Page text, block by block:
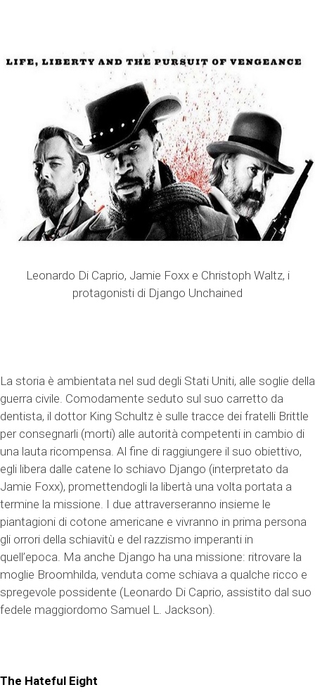
Leonardo Di Caprio, Jamie Foxx e Christoph Waltz, i
protagonisti di Django Unchained
La storia è ambientata nel sud degli Stati Uniti, alle soglie della
guerra civile. Comodamente seduto sul suo carretto da
dentista, il dottor King Schultz è sulle tracce dei fratelli Brittle
per consegnarli (morti) alle autorità competenti in cambio di
una lauta ricompensa. Al fine di raggiungere il suo obiettivo,
egli libera dalle catene lo schiavo Django (interpretato da
Jamie Foxx), promettendogli la libertà una volta portata a
termine la missione. I due attraverseranno insieme le
piantagioni di cotone americane e vivranno in prima persona
gli orrori della schiavitù e del razzismo imperanti in
quell’epoca. Ma anche Django ha una missione: ritrovare la
moglie Broomhilda, venduta come schiava a qualche ricco e
spregevole possidente (Leonardo Di Caprio, assistito dal suo
fedele maggiordomo Samuel L. Jackson).
The Hateful Eight